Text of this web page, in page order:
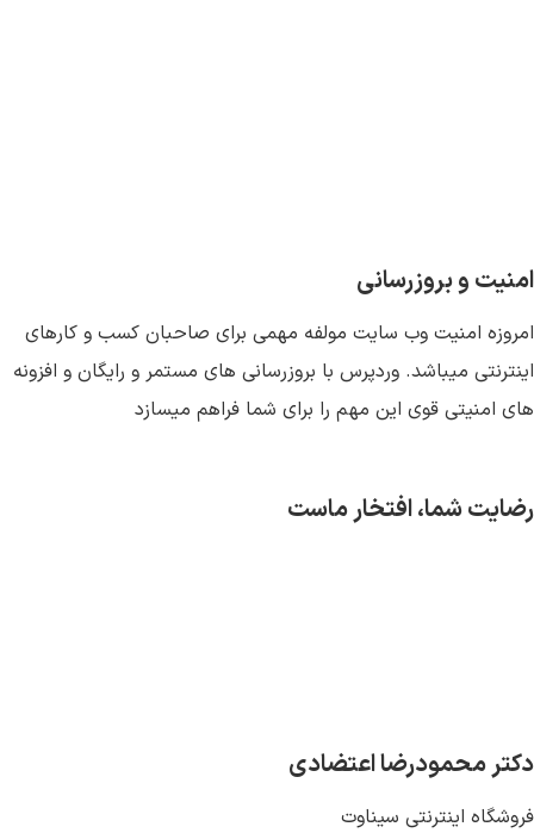
امنیت و بروزرسانی
امروزه امنیت وب سایت مولفه مهمی برای صاحبان کسب و کارهای
اینترنتی میباشد. وردپرس با بروزرسانی های مستمر و رایگان و افزونه
های امنیتی قوی این مهم را برای شما فراهم میسازد
رضایت شما، افتخار ماست
دکتر محمودرضا اعتضادی
فروشگاه اینترنتی سیناوت